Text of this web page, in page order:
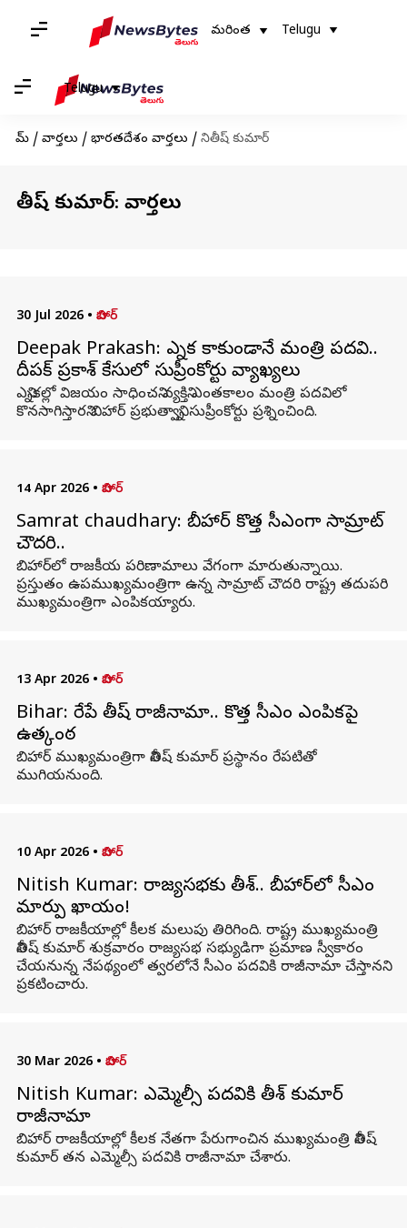
మరింత Telugu
Telugu
హోమ్ / వార్తలు / భారతదేశం వార్తలు / నితీష్ కుమార్
నితీష్ కుమార్: వార్తలు
30 Jul 2026 • బిహార్
Deepak Prakash: ఎన్నిక కాకుండానే మంత్రి పదవి..
దీపక్ ప్రకాశ్ కేసులో సుప్రీంకోర్టు వ్యాఖ్యలు
ఎన్నికల్లో విజయం సాధించని వ్యక్తిని ఎంతకాలం మంత్రి పదవిలో
కొనసాగిస్తారని బిహార్ ప్రభుత్వాన్ని సుప్రీంకోర్టు ప్రశ్నించింది.
14 Apr 2026 • బిహార్
Samrat chaudhary: బీహార్ కొత్త సీఎంగా సామ్రాట్
చౌదరి..
బిహార్‌లో రాజకీయ పరిణామాలు వేగంగా మారుతున్నాయి.
ప్రస్తుతం ఉపముఖ్యమంత్రిగా ఉన్న సామ్రాట్ చౌదరి రాష్ట్ర తదుపరి
ముఖ్యమంత్రిగా ఎంపికయ్యారు.
13 Apr 2026 • బిహార్
Bihar: రేపే నితీష్ రాజీనామా.. కొత్త సీఎం ఎంపికపై
ఉత్కంఠ
బిహార్ ముఖ్యమంత్రిగా నితీష్ కుమార్ ప్రస్థానం రేపటితో
ముగియనుంది.
10 Apr 2026 • బిహార్
Nitish Kumar: రాజ్యసభకు నితీశ్.. బీహార్‌లో సీఎం
మార్పు ఖాయం!
బిహార్ రాజకీయాల్లో కీలక మలుపు తిరిగింది. రాష్ట్ర ముఖ్యమంత్రి
నితీష్ కుమార్ శుక్రవారం రాజ్యసభ సభ్యుడిగా ప్రమాణ స్వీకారం
చేయనున్న నేపథ్యంలో త్వరలోనే సీఎం పదవికి రాజీనామా చేస్తానని
ప్రకటించారు.
30 Mar 2026 • బిహార్
Nitish Kumar: ఎమ్మెల్సీ పదవికి నితీశ్ కుమార్
రాజీనామా
బిహార్ రాజకీయాల్లో కీలక నేతగా పేరుగాంచిన ముఖ్యమంత్రి నితీష్
కుమార్ తన ఎమ్మెల్సీ పదవికి రాజీనామా చేశారు.